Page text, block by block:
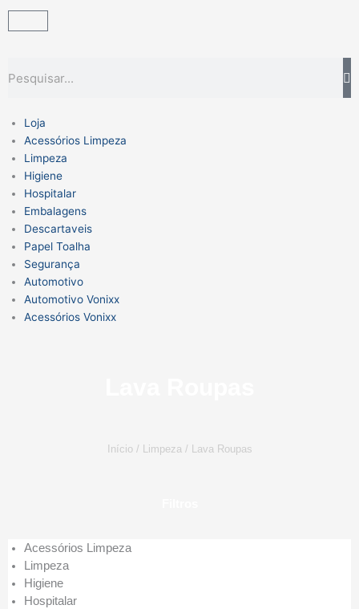
Loja
Acessórios Limpeza
Limpeza
Higiene
Hospitalar
Embalagens
Descartaveis
Papel Toalha
Segurança
Automotivo
Automotivo Vonixx
Acessórios Vonixx
Início/ Limpeza / Lava Roupas
Acessórios Limpeza
Limpeza
Higiene
Hospitalar